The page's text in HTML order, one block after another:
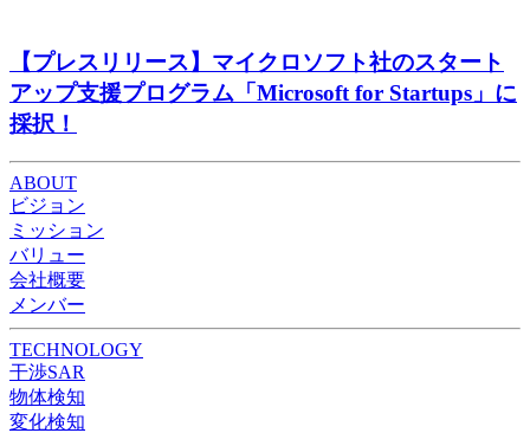
【プレスリリース】マイクロソフト社のスタート
アップ⽀援プログラム「Microsoft for Startups」に
採択！
ABOUT
ビジョン
ミッション
バリュー
会社概要
メンバー
TECHNOLOGY
干渉SAR
物体検知​​
変化検知​